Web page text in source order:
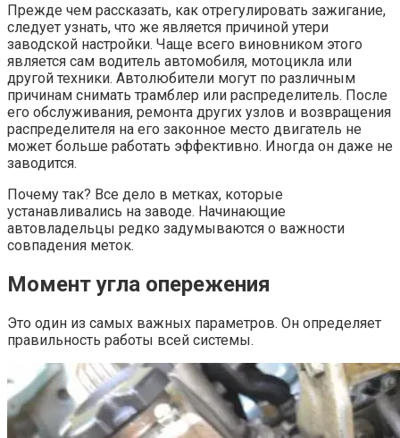
Прежде чем рассказать, как отрегулировать зажигание,
следует узнать, что же является причиной утери
заводской настройки. Чаще всего виновником этого
является сам водитель автомобиля, мотоцикла или
другой техники. Автолюбители могут по различным
причинам снимать трамблер или распределитель. После
его обслуживания, ремонта других узлов и возвращения
распределителя на его законное место двигатель не
может больше работать эффективно. Иногда он даже не
заводится.
Почему так? Все дело в метках, которые
устанавливались на заводе. Начинающие
автовладельцы редко задумываются о важности
совпадения меток.
Момент угла опережения
Это один из самых важных параметров. Он определяет
правильность работы всей системы.